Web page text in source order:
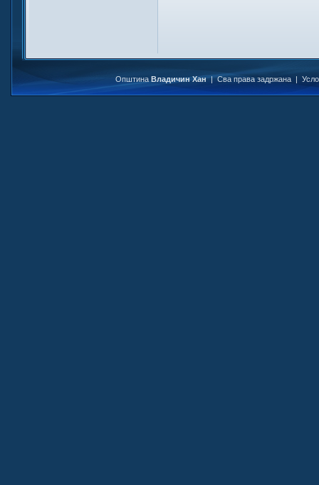
Општина Владичин Хан| Сва права задржана |